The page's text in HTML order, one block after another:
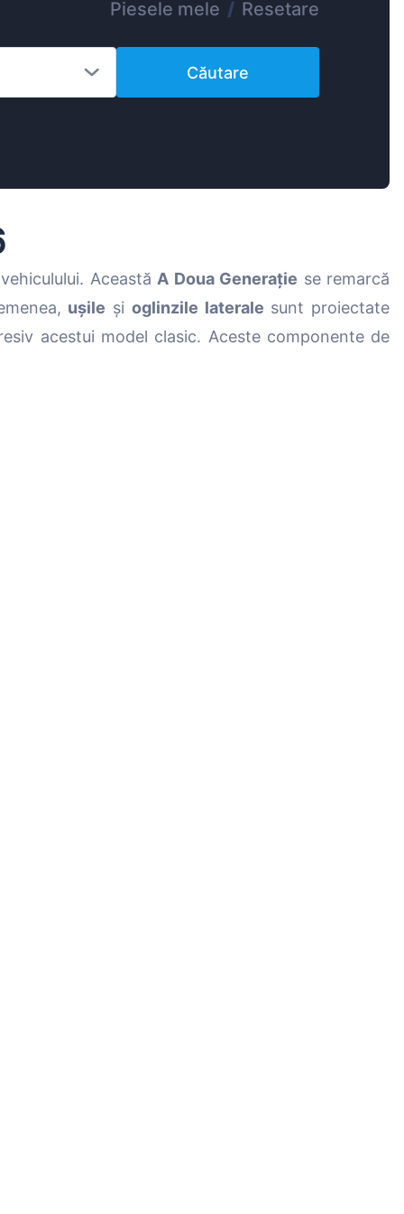
Magyar
Lietuvių
Hrvatski
Piesele mele / Resetare
Căutare
Această A Doua Generație se remarcă
ușile și oglinzile laterale sunt proiectate
acestui model clasic. Aceste componente de